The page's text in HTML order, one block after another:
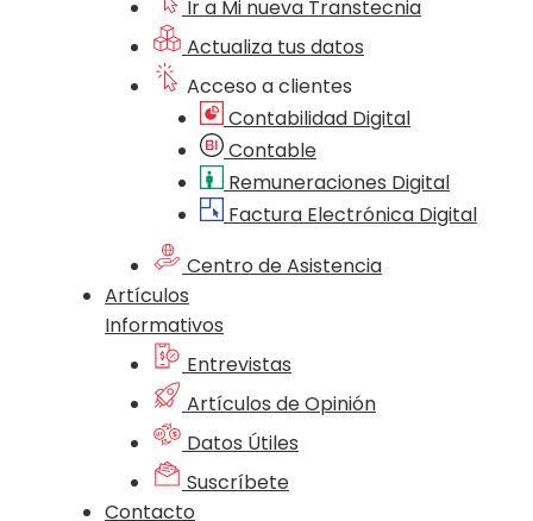
Ir a Mi nueva Transtecnia
Actualiza tus datos
Acceso a clientes
Contabilidad Digital
Contable
Remuneraciones Digital
Factura Electrónica Digital
Centro de Asistencia
Artículos
Informativos
Entrevistas
Artículos de Opinión
Datos Útiles
Suscríbete
Contacto